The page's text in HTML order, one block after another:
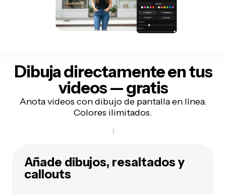
Dibuja directamente en tus
videos — gratis
Anota videos con dibujo de pantalla en línea.
Colores ilimitados.
Añade dibujos, resaltados y
callouts